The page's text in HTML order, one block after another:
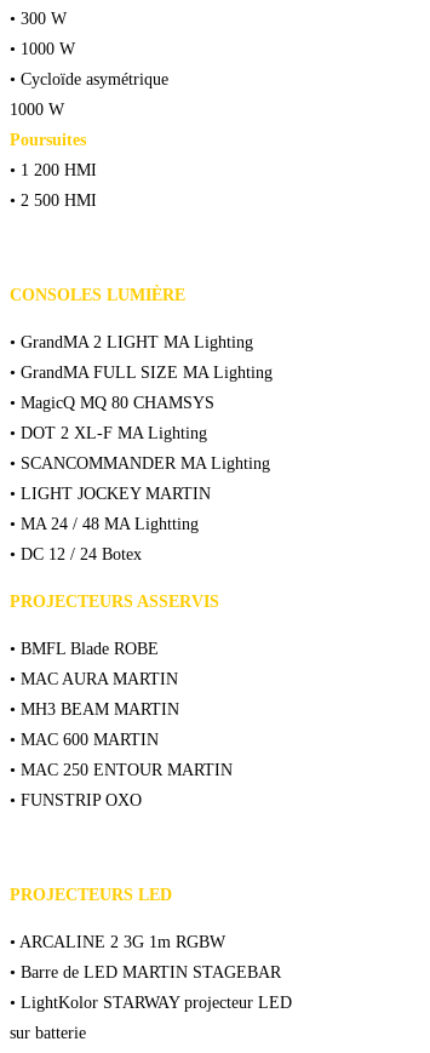
• 300 W
• 1000 W
• Cycloïde asymétrique
1000 W
Poursuites
• 1 200 HMI
• 2 500 HMI
CONSOLES LUMIÈRE
• GrandMA 2 LIGHT MA Lighting
• GrandMA FULL SIZE MA Lighting
• MagicQ MQ 80 CHAMSYS
• DOT 2 XL-F MA Lighting
• SCANCOMMANDER MA Lighting
• LIGHT JOCKEY MARTIN
• MA 24 / 48 MA Lightting
• DC 12 / 24 Botex
PROJECTEURS ASSERVIS
• BMFL Blade ROBE
• MAC AURA MARTIN
• MH3 BEAM MARTIN
• MAC 600 MARTIN
• MAC 250 ENTOUR MARTIN
• FUNSTRIP OXO
PROJECTEURS LED
• ARCALINE 2 3G 1m RGBW
• Barre de LED MARTIN STAGEBAR
• LightKolor STARWAY projecteur LED
sur batterie